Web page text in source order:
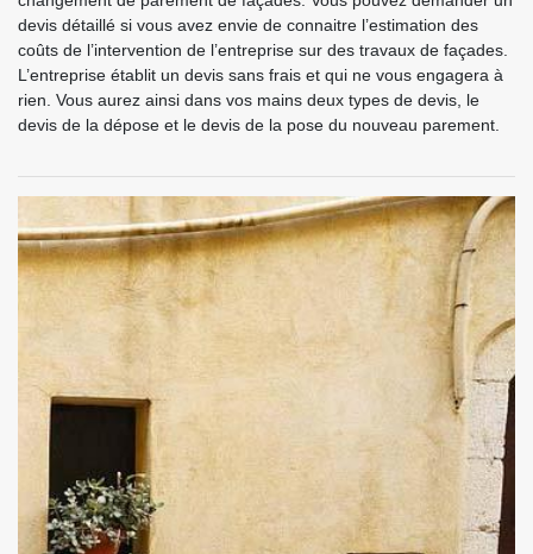
devis détaillé si vous avez envie de connaitre l’estimation des
coûts de l’intervention de l’entreprise sur des travaux de façades.
L’entreprise établit un devis sans frais et qui ne vous engagera à
rien. Vous aurez ainsi dans vos mains deux types de devis, le
devis de la dépose et le devis de la pose du nouveau parement.